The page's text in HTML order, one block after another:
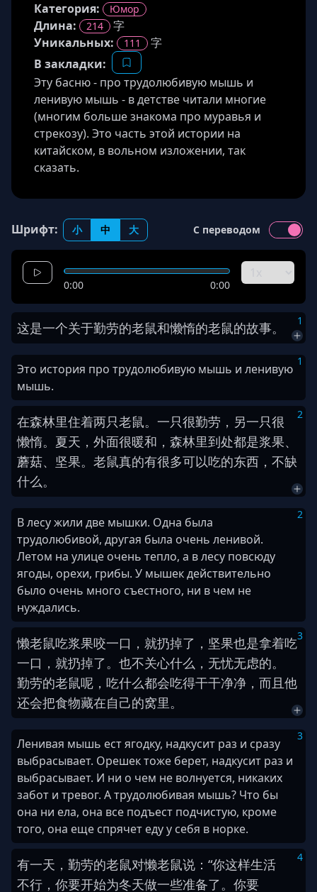
Категория:
Юмор
Длина: 214
字
Уникальных:
111
字
В закладки:
Эту басню - про трудолюбивую мышь и
ленивую мышь - в детстве читали многие
(многим больше знакома про муравья и
стрекозу). Это часть этой истории на
китайском, в вольном изложении, так
сказать.
Шрифт: 小 中 大 С переводом
0:00 0:00
1
这是一个关于勤劳的老鼠和懒惰的老鼠的故事。
1
Это история про трудолюбивую мышь и ленивую
мышь.
2
在森林里住着两只老鼠。 一只很勤劳 ， 另一只很
懒惰。 夏天 ， 外面很暖和 ， 森林里到处都是浆果、
蘑菇、 坚果。 老鼠真的有很多可以吃的东西 ， 不缺
什么。
2
В лесу жили две мышки. Одна была
трудолюбивой, другая была очень ленивой.
Летом на улице очень тепло, а в лесу повсюду
ягоды, орехи, грибы. У мышек действительно
было очень много съестного, ни в чем не
нуждались.
3
懒老鼠吃浆果咬一口 ， 就扔掉了 ， 坚果也是拿着吃
一口 ， 就扔掉了。 也不关心什么 ， 无忧无虑的。
勤劳的老鼠呢 ， 吃什么都会吃得干干净净 ， 而且他
还会把食物藏在自己的窝里。
3
Ленивая мышь ест ягодку, надкусит раз и сразу
выбрасывает. Орешек тоже берет, надкусит раз и
выбрасывает. И ни о чем не волнуется, никаких
забот и тревог. А трудолюбивая мышь? Что бы
она ни ела, она все подъест подчистую, кроме
того, она еще спрячет еду у себя в норке.
4
有一天 ， 勤劳的老鼠对懒老鼠说 ： “你这样生活
不行 ， 你要开始为冬天做一些准备了。 你要